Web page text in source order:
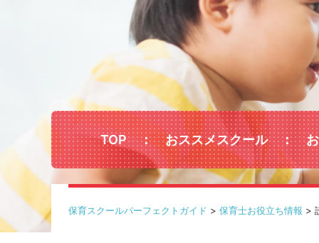
TOP おススメスクール
保育スクールパーフェクトガイド > 保育士お役立ち情報 >